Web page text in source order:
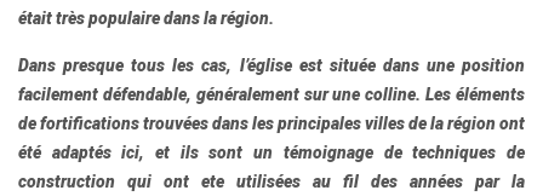
était très populaire dans la région.
Dans presque tous les cas, l’église est située dans une position
facilement défendable, généralement sur une colline. Les éléments
de fortifications trouvées dans les principales villes de la région ont
été adaptés ici, et ils sont un témoignage de techniques de
construction qui ont ete utilisées au fil des années par la